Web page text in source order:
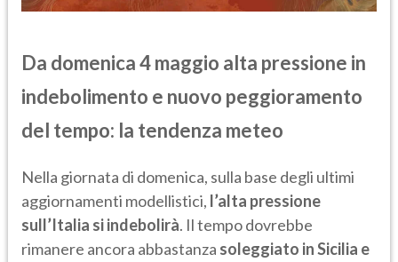
Da domenica 4 maggio alta pressione in
indebolimento e nuovo peggioramento
del tempo: la tendenza meteo
Nella giornata di domenica, sulla base degli ultimi
aggiornamenti modellistici, l’alta pressione
sull’Italia si indebolirà. Il tempo dovrebbe
rimanere ancora abbastanza soleggiato in Sicilia e